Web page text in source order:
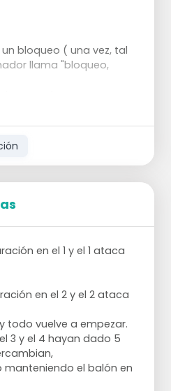
bloqueo ( una vez, tal
llama "bloqueo,
en el 1 y el 1 ataca
en el 2 y el 2 ataca
todo vuelve a empezar.
3 y el 4 hayan dado 5
manteniendo el balón en